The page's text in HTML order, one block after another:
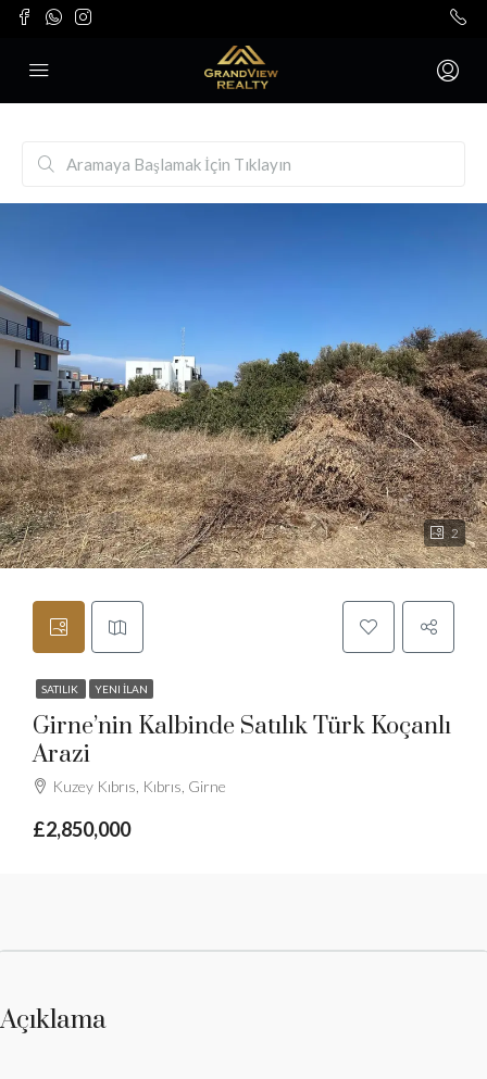
2
SATILIK YENI İLAN
Girne’nin Kalbinde Satılık Türk Koçanlı
Arazi
Kuzey Kıbrıs, Kıbrıs, Girne
£2,850,000
Açıklama